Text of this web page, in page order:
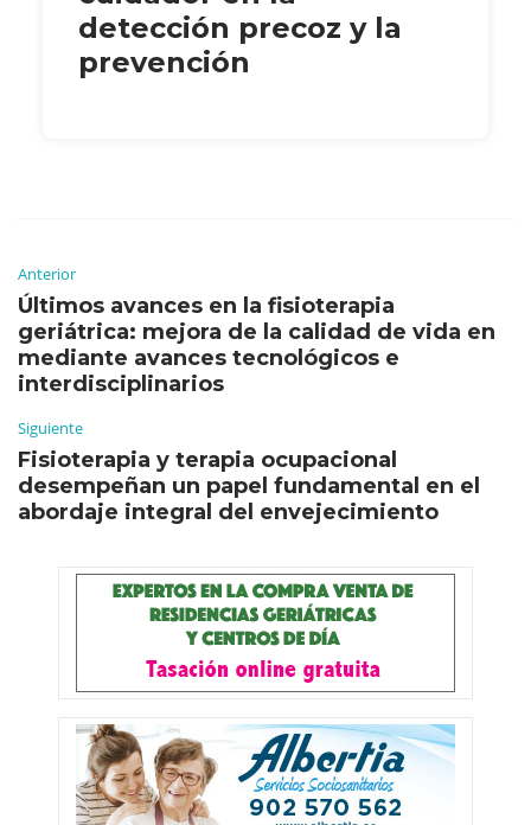
detección precoz y la
prevención
Anterior
Últimos avances en la fisioterapia
geriátrica: mejora de la calidad de vida en
mediante avances tecnológicos e
interdisciplinarios
Siguiente
Fisioterapia y terapia ocupacional
desempeñan un papel fundamental en el
abordaje integral del envejecimiento